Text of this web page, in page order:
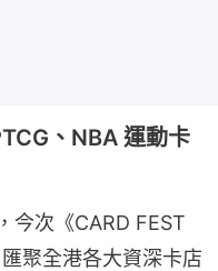
、NBA 運動卡
今次《CARD FEST
聚全港各大資深卡店